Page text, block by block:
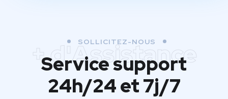
+ d'Assistance
SOLLICITEZ-NOUS
Service support
24h/24 et 7j/7